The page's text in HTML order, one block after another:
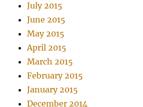
July 2015
June 2015
May 2015
April 2015
March 2015
February 2015
January 2015
December 2014